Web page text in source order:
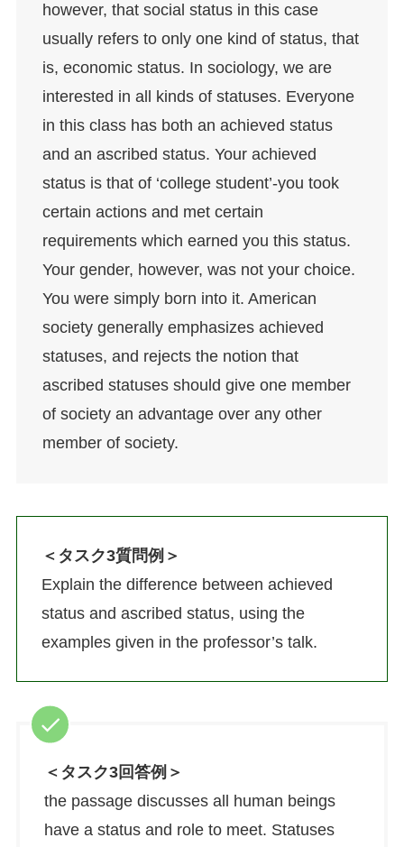
however, that social status in this case
usually refers to only one kind of status, that
is, economic status. In sociology, we are
interested in all kinds of statuses. Everyone
in this class has both an achieved status
and an ascribed status. Your achieved
status is that of ‘college student’-you took
certain actions and met certain
requirements which earned you this status.
Your gender, however, was not your choice.
You were simply born into it. American
society generally emphasizes achieved
statuses, and rejects the notion that
ascribed statuses should give one member
of society an advantage over any other
member of society.
＜タスク3質問例＞
Explain the difference between achieved
status and ascribed status, using the
examples given in the professor’s talk.
＜タスク3回答例＞
the passage discusses all human beings
have a status and role to meet. Statuses